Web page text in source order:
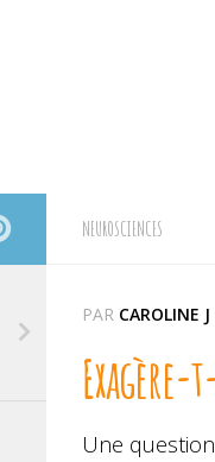
NEUROSCIENCES
PAR CAROLINE J
Une